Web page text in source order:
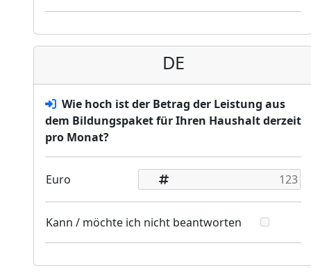
DE
Wie hoch ist der Betrag der Leistung aus
dem Bildungspaket für Ihren Haushalt derzeit
pro Monat?
Euro
Kann / möchte ich nicht beantworten